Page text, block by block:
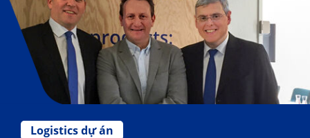
Logistics dự án